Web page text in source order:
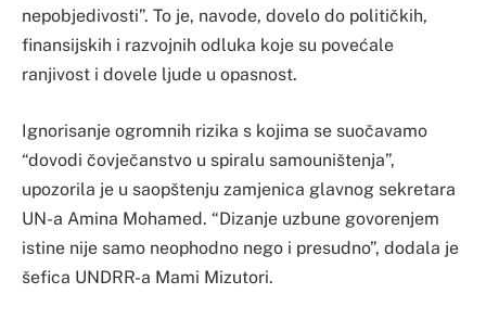
nepobjedivosti”. To je, navode, dovelo do političkih,
finansijskih i razvojnih odluka koje su povećale
ranjivost i dovele ljude u opasnost.
Ignorisanje ogromnih rizika s kojima se suočavamo
“dovodi čovječanstvo u spiralu samouništenja”,
upozorila je u saopštenju zamjenica glavnog sekretara
UN-a Amina Mohamed. “Dizanje uzbune govorenjem
istine nije samo neophodno nego i presudno”, dodala je
šefica UNDRR-a Mami Mizutori.